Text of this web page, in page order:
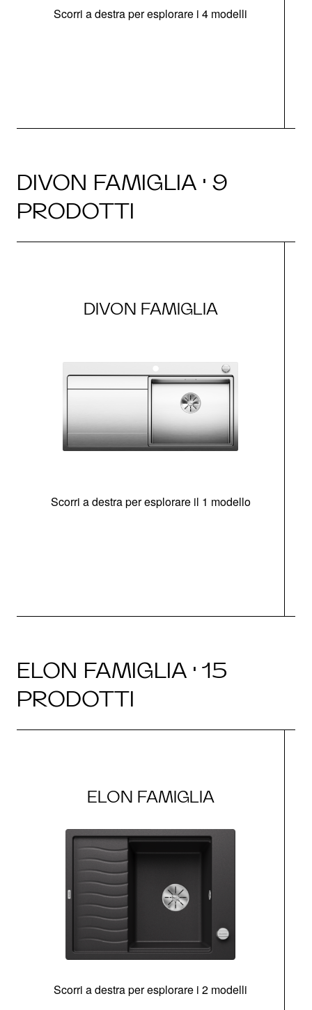
Scorri a destra per esplorare i 4 modelli
DIVON FAMIGLIA · 9
PRODOTTI
DIVON FAMIGLIA
Scorri a destra per esplorare il 1 modello
ELON FAMIGLIA · 15
PRODOTTI
ELON FAMIGLIA
Scorri a destra per esplorare i 2 modelli